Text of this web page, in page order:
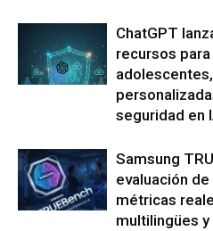
ChatGPT
recursos
seguridad en
Samsung
evaluación
métricas
multilingües